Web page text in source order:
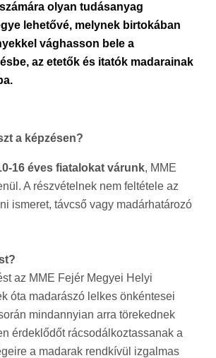
olyan tudásanyag
lehetővé, melynek birtokában
vághasson bele a
az etetők és itatók madarainak
a képzésen?
16 éves fiatalokat várunk, MME
A részvételnek nem feltétele az
ismeret, távcső vagy madárhatározó
az MME Fejér Megyei Helyi
óta madarászó lelkes önkéntesei
mindannyian arra törekednek
érdeklődőt rácsodálkoztassanak a
a madarak rendkívül izgalmas